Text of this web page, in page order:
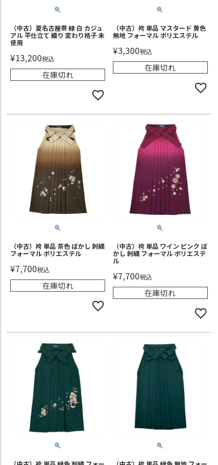
（中古）夏名古屋帯 緑 白 カジュ
アル 平仕立て 織り 変わり格子 未
使用
¥13,200税込
在庫切れ
（中古）袴 単品 マスタード 黄色
無地 フォーマル ポリエステル
¥3,300税込
在庫切れ
（中古）袴 単品 茶色 ぼかし 刺繍
フォーマル ポリエステル
¥7,700税込
在庫切れ
（中古）袴 単品 ワイン ピンク ぼ
かし 刺繍 フォーマル ポリエステ
ル
¥7,700税込
在庫切れ